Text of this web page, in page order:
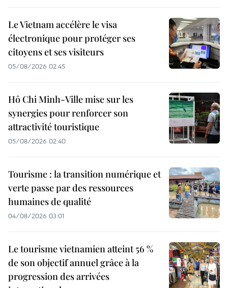
Le Vietnam accélère le visa
électronique pour protéger ses
citoyens et ses visiteurs
05/08/2026 02:45
Hô Chi Minh-Ville mise sur les
synergies pour renforcer son
attractivité touristique
05/08/2026 02:40
Tourisme : la transition numérique et
verte passe par des ressources
humaines de qualité
04/08/2026 03:01
Le tourisme vietnamien atteint 56 %
de son objectif annuel grâce à la
progression des arrivées